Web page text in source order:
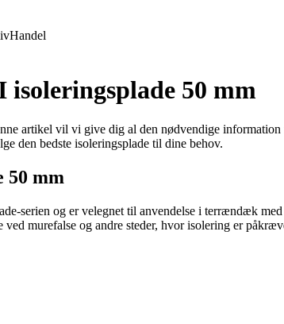
Handel
50 mm
artikel vil vi give dig al den nødvendige
den bedste isoleringsplade til dine behov.
50 mm
serien og er velegnet til anvendelse i terrændæk
ved murefalse og andre steder, hvor isolering er